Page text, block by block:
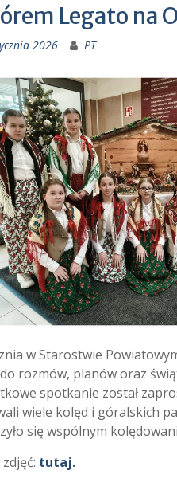
Legato na
2026 PT
w Starostwie
rozmów, planów oraz
spotkanie został
wiele kolęd i góralskich
się wspólnym
tutaj.